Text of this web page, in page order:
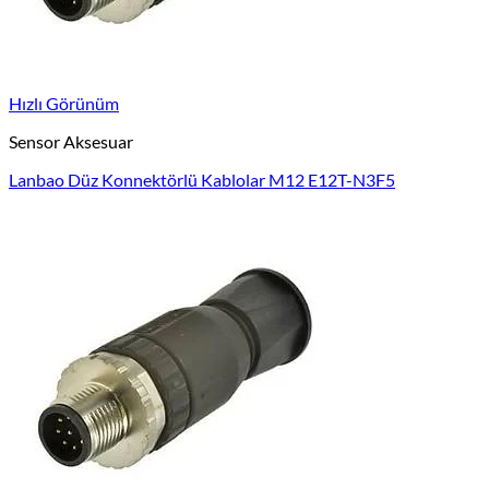
Hızlı Görünüm
Sensor Aksesuar
Lanbao Düz Konnektörlü Kablolar M12 E12T-N3F5